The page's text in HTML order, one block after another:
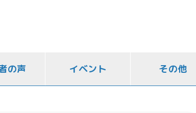
の声 イベント その他